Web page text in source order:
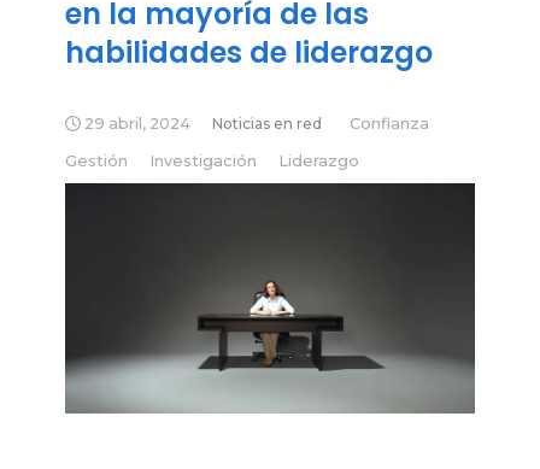
en la mayoría de las
habilidades de liderazgo
29 abril, 2024 Noticias en red Confianza
Gestión Investigación Liderazgo